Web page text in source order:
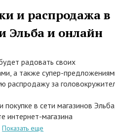
и распродажа в
Эльба и онлайн
радовать своих
а также супер-
распродажу за
в сети магазинов
интернет-магазина
моделей мебели для дома,
Показать еще